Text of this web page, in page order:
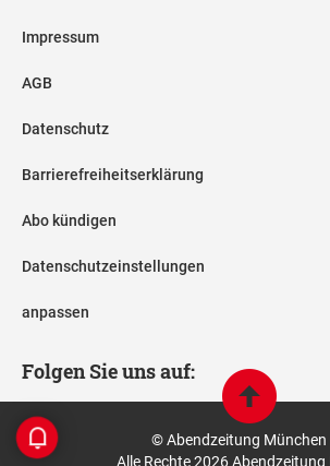
Impressum
AGB
Datenschutz
Barrierefreiheitserklärung
Abo kündigen
Datenschutzeinstellungen
anpassen
Folgen Sie uns auf:
© Abendzeitung München
Alle Rechte 2026 Abendzeitung